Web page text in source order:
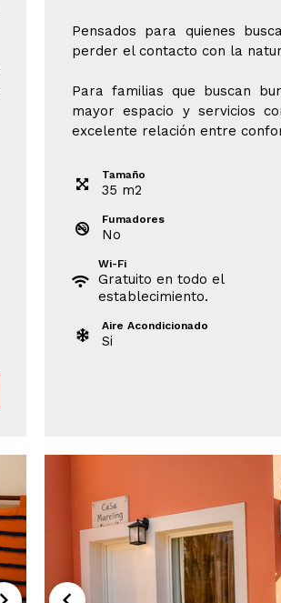
Pensados para quienes
perder el contacto con la
Para familias que buscan
mayor espacio y servicios
excelente relación entre
Tamaño
35 m2
Fumadores
No
Wi-Fi
Gratuito en todo el
establecimiento.
Aire Acondicionado
Si